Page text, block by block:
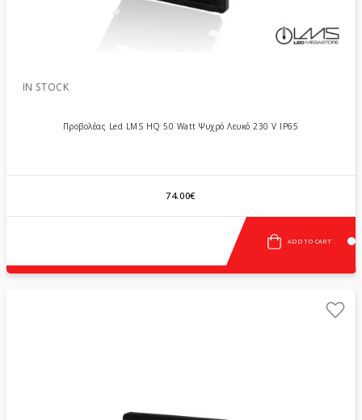
IN STOCK
Προβολέας Led LMS HQ 50 Watt Ψυχρό Λευκό 230 V IP65
74.00€
ADD TO CART